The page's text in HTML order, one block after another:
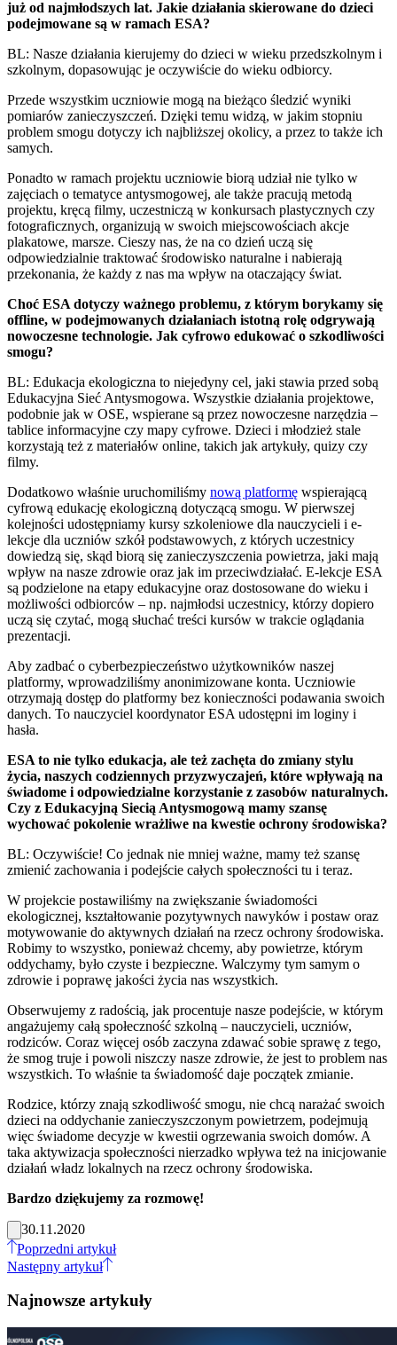
już od najmłodszych lat. Jakie działania skierowane do dzieci
podejmowane są w ramach ESA?
BL: Nasze działania kierujemy do dzieci w wieku przedszkolnym i
szkolnym, dopasowując je oczywiście do wieku odbiorcy.
Przede wszystkim uczniowie mogą na bieżąco śledzić wyniki
pomiarów zanieczyszczeń. Dzięki temu widzą, w jakim stopniu
problem smogu dotyczy ich najbliższej okolicy, a przez to także ich
samych.
Ponadto w ramach projektu uczniowie biorą udział nie tylko w
zajęciach o tematyce antysmogowej, ale także pracują metodą
projektu, kręcą filmy, uczestniczą w konkursach plastycznych czy
fotograficznych, organizują w swoich miejscowościach akcje
plakatowe, marsze. Cieszy nas, że na co dzień uczą się
odpowiedzialnie traktować środowisko naturalne i nabierają
przekonania, że każdy z nas ma wpływ na otaczający świat.
Choć ESA dotyczy ważnego problemu, z którym borykamy się
offline, w podejmowanych działaniach istotną rolę odgrywają
nowoczesne technologie. Jak cyfrowo edukować o szkodliwości
smogu?
BL: Edukacja ekologiczna to niejedyny cel, jaki stawia przed sobą
Edukacyjna Sieć Antysmogowa. Wszystkie działania projektowe,
podobnie jak w OSE, wspierane są przez nowoczesne narzędzia –
tablice informacyjne czy mapy cyfrowe. Dzieci i młodzież stale
korzystają też z materiałów online, takich jak artykuły, quizy czy
filmy.
Dodatkowo właśnie uruchomiliśmy nową platformę wspierającą
cyfrową edukację ekologiczną dotyczącą smogu. W pierwszej
kolejności udostępniamy kursy szkoleniowe dla nauczycieli i e-
lekcje dla uczniów szkół podstawowych, z których uczestnicy
dowiedzą się, skąd biorą się zanieczyszczenia powietrza, jaki mają
wpływ na nasze zdrowie oraz jak im przeciwdziałać. E-lekcje ESA
są podzielone na etapy edukacyjne oraz dostosowane do wieku i
możliwości odbiorców – np. najmłodsi uczestnicy, którzy dopiero
uczą się czytać, mogą słuchać treści kursów w trakcie oglądania
prezentacji.
Aby zadbać o cyberbezpieczeństwo użytkowników naszej
platformy, wprowadziliśmy anonimizowane konta. Uczniowie
otrzymają dostęp do platformy bez konieczności podawania swoich
danych. To nauczyciel koordynator ESA udostępni im loginy i
hasła.
ESA to nie tylko edukacja, ale też zachęta do zmiany stylu
życia, naszych codziennych przyzwyczajeń, które wpływają na
świadome i odpowiedzialne korzystanie z zasobów naturalnych.
Czy z Edukacyjną Siecią Antysmogową mamy szansę
wychować pokolenie wrażliwe na kwestie ochrony środowiska?
BL: Oczywiście! Co jednak nie mniej ważne, mamy też szansę
zmienić zachowania i podejście całych społeczności tu i teraz.
W projekcie postawiliśmy na zwiększanie świadomości
ekologicznej, kształtowanie pozytywnych nawyków i postaw oraz
motywowanie do aktywnych działań na rzecz ochrony środowiska.
Robimy to wszystko, ponieważ chcemy, aby powietrze, którym
oddychamy, było czyste i bezpieczne. Walczymy tym samym o
zdrowie i poprawę jakości życia nas wszystkich.
Obserwujemy z radością, jak procentuje nasze podejście, w którym
angażujemy całą społeczność szkolną – nauczycieli, uczniów,
rodziców. Coraz więcej osób zaczyna zdawać sobie sprawę z tego,
że smog truje i powoli niszczy nasze zdrowie, że jest to problem nas
wszystkich. To właśnie ta świadomość daje początek zmianie.
Rodzice, którzy znają szkodliwość smogu, nie chcą narażać swoich
dzieci na oddychanie zanieczyszczonym powietrzem, podejmują
więc świadome decyzje w kwestii ogrzewania swoich domów. A
taka aktywizacja społeczności nierzadko wpływa też na inicjowanie
działań władz lokalnych na rzecz ochrony środowiska.
Bardzo dziękujemy za rozmowę!
30.11.2020
Poprzedni artykuł
Następny artykuł
Najnowsze artykuły